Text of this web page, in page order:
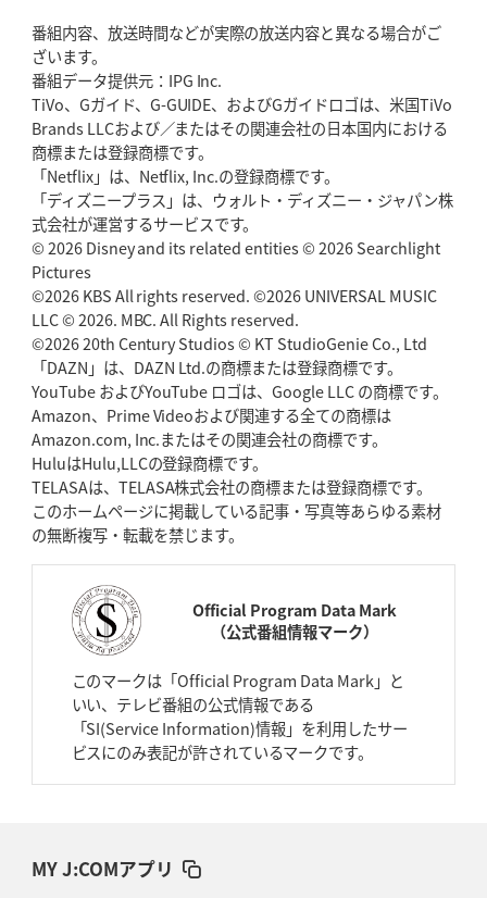
番組内容、放送時間などが実際の放送内容と異なる場合がご
ざいます。
番組データ提供元：IPG Inc.
TiVo、Gガイド、G-GUIDE、およびGガイドロゴは、米国TiVo
Brands LLCおよび／またはその関連会社の日本国内における
商標または登録商標です。
「Netflix」は、Netflix, Inc.の登録商標です。
「ディズニープラス」は、ウォルト・ディズニー・ジャパン株
式会社が運営するサービスです。
© 2026 Disney and its related entities © 2026 Searchlight
Pictures
©2026 KBS All rights reserved. ©2026 UNIVERSAL MUSIC
LLC © 2026. MBC. All Rights reserved.
©2026 20th Century Studios © KT StudioGenie Co., Ltd
「DAZN」は、DAZN Ltd.の商標または登録商標です。
YouTube およびYouTube ロゴは、Google LLC の商標です。
Amazon、Prime Videoおよび関連する全ての商標は
Amazon.com, Inc.またはその関連会社の商標です。
HuluはHulu,LLCの登録商標です。
TELASAは、TELASA株式会社の商標または登録商標です。
このホームページに掲載している記事・写真等あらゆる素材
の無断複写・転載を禁じます。
Official Program Data Mark
（公式番組情報マーク）
このマークは「Official Program Data Mark」と
いい、テレビ番組の公式情報である
「SI(Service Information)情報」を利用したサー
ビスにのみ表記が許されているマークです。
MY J:COMアプリ